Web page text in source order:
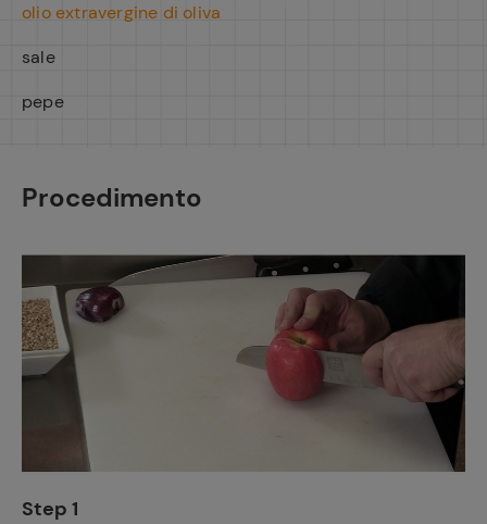
olio extravergine di oliva
sale
pepe
Procedimento
Step 1